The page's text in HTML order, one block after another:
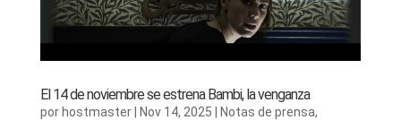
El 14 de noviembre se estrena Bambi, la venganza
por hostmaster| Nov 14, 2025 Notas de prensa,